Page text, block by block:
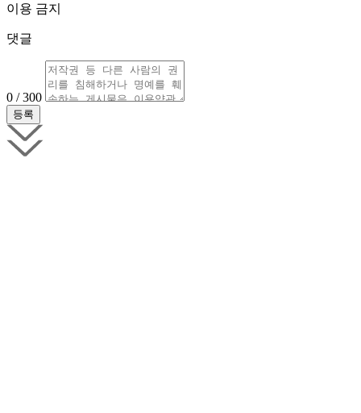
이용 금지
댓글
0 / 300